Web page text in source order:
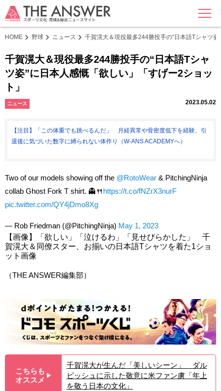
MENU
HOME 野球 ニュース 千賀滉大＆現役最多244勝投手の“日本語Tシャツ
千賀滉大＆現役最多244勝投手の“日本語Tシャ
ツ姿”に日本人感慨「欲しい」「すげー2ショッ
ト」
ニュース 2023.05.02
【注目】「この体重でも跳べるんだ」 月経異常や骨密度低下を経験、引
退後に気づいた数字に縛られない体作り（W-ANS ACADEMYへ）
Two of our models showing off the @RotoWear & PitchingNinja
collab Ghost Fork T shirt. 👻🍴https://t.co/fNZrX3nurF
pic.twitter.com/QY4jDmo8Xg
— Rob Friedman (@PitchingNinja) May 1, 2023
【画像】「欲しい」「泣けるわ」「見せびらかした」 千
賀滉大＆同僚スター、お揃いの日本語Tシャツを着た1ショ
ット画像
（THE ANSWER編集部）
こちらも
オススメ ▶︎
千賀滉大が生んだ「美しいシーン」 ダル
ビッシュに示した敬意に米ファン虜「年上
を敬う日本の文化」